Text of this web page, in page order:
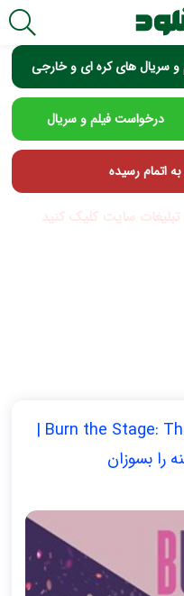
و سریال های کره ای و خارجی
درخواست فیلم و سریال
اتمام رسیده
تبلیغات سایت کلیک کنید
دانلود مستند Burn the Stage: The Movie 2018 |
را بسوزان